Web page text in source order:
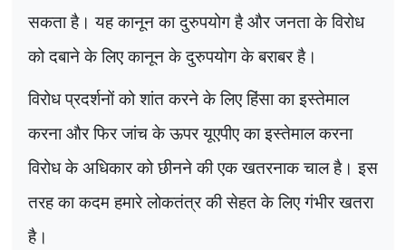
सकता है। यह कानून का दुरुपयोग है और जनता के विरोध
को दबाने के लिए कानून के दुरुपयोग के बराबर है।
विरोध प्रदर्शनों को शांत करने के लिए हिंसा का इस्तेमाल
करना और फिर जांच के ऊपर यूएपीए का इस्तेमाल करना
विरोध के अधिकार को छीनने की एक खतरनाक चाल है। इस
तरह का कदम हमारे लोकतंत्र की सेहत के लिए गंभीर खतरा
है।